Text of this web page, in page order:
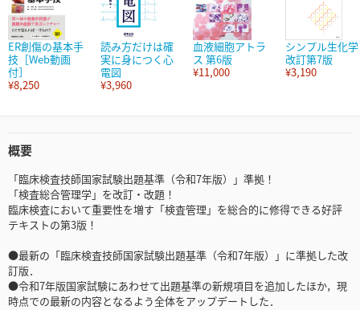
ER創傷の基本手
技［Web動画
付］
¥8,250
読み方だけは確
実に身につく心
電図
¥3,960
血液細胞アトラ
ス 第6版
¥11,000
シンプル生化学
改訂第7版
¥3,190
概要
「臨床検査技師国家試験出題基準（令和7年版）」準拠！
「検査総合管理学」を改訂・改題！
臨床検査において重要性を増す「検査管理」を総合的に修得できる好評
テキストの第3版！
●最新の「臨床検査技師国家試験出題基準（令和7年版）」に準拠した改
訂版．
●令和7年版国家試験にあわせて出題基準の新規項目を追加したほか，現
時点での最新の内容となるよう全体をアップデートした．